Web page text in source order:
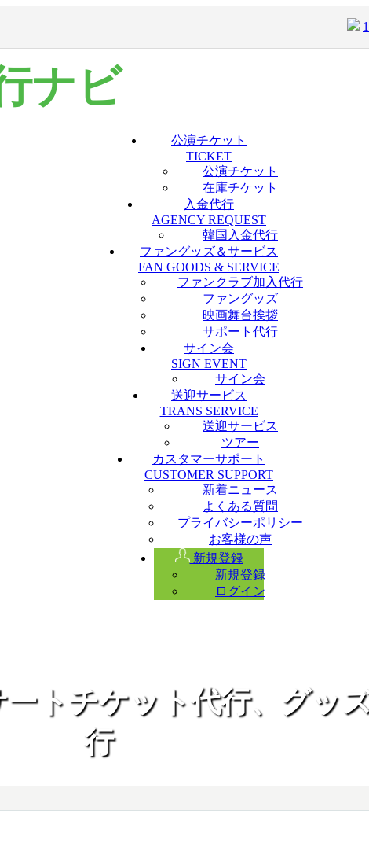
ナビ
公演チケット
TICKET
公演チケット
在庫チケット
入金代行
AGENCY REQUEST
韓国入金代行
ファングッズ＆サービス
FAN GOODS & SERVICE
ファンクラブ加入代行
ファングッズ
映画舞台挨拶
サポート代行
サイン会
SIGN EVENT
サイン会
送迎サービス
TRANS SERVICE
送迎サービス
ツアー
カスタマーサポート
CUSTOMER SUPPORT
新着ニュース
よくある質問
プライバシーポリシー
お客様の声
新規登録
新規登録
ログイン
トチケット代行、グッ
行